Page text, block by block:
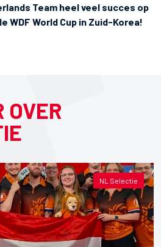
Team heel veel succes op
WDF World Cup in Zuid-Korea!
OVER
NL Selectie